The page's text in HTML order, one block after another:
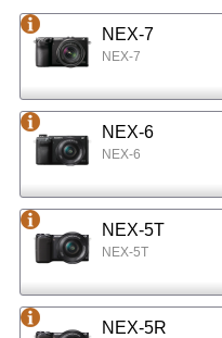
NEX-7
NEX-7
NEX-6
NEX-6
NEX-5T
NEX-5T
NEX-5R